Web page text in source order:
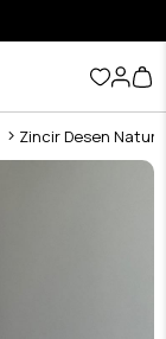
Zincir Desen